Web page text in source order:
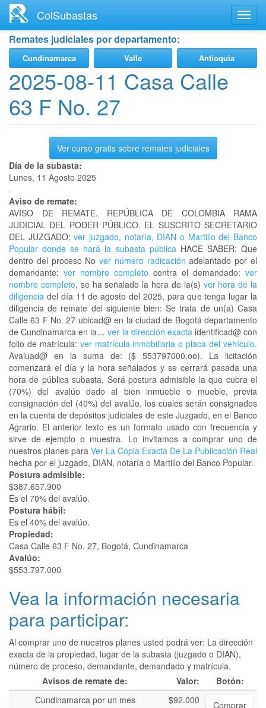
contenido
principal
ColSubastas
Remates judiciales por departamento:
Cundinamarca Valle Antioquia
2025-08-11 Casa Calle
63 F No. 27
Ver curso gratis sobre remates judiciales
Día de la subasta:
Lunes, 11 Agosto 2025
Aviso de remate:
AVISO DE REMATE. REPÚBLICA DE COLOMBIA RAMA
JUDICIAL DEL PODER PÚBLICO. EL SUSCRITO SECRETARIO
DEL JUZGADO: ver juzgado, notaría, DIAN o Martillo del Banco
Popular donde se hará la subasta públicaHACE SABER: Que
dentro del proceso Nover número radicación adelantado por el
demandante: ver nombre completo contra el demandado: ver
nombre completo, se ha señalado la hora de la(s) ver hora de la
diligencia del día 11 de agosto del 2025, para que tenga lugar la
diligencia de remate del siguiente bien: Se trata de un(a) Casa
Calle 63 F No. 27 ubicad@ en la ciudad de Bogotá departamento
de Cundinamarca en la…ver la dirección exactaidentificad@ con
folio de matrícula: ver matrícula inmobiliaria o placa del vehículo.
Avaluad@ en la suma de: ($ 553797000.oo). La licitación
comenzará el día y la hora señalados y se cerrará pasada una
hora de pública subasta. Será postura admisible la que cubra el
(70%) del avalúo dado al bien inmueble o mueble, previa
consignación del (40%) del avalúo, los cuales serán consignados
en la cuenta de depósitos judiciales de este Juzgado, en el Banco
Agrario. El anterior texto es un formato usado con frecuencia y
sirve de ejemplo o muestra. Lo invitamos a comprar uno de
nuestros planes para Ver La Copia Exacta De La Publicación Real
hecha por el juzgado, DIAN, notaría o Martillo del Banco Popular.
Postura admisible:
$387.657.900
Es el 70% del avalúo.
Postura hábil:
Es el 40% del avalúo.
Propiedad:
Casa Calle 63 F No. 27, Bogotá, Cundinamarca
Avalúo:
$553.797.000
Vea la información necesaria
para participar:
Al comprar uno de nuestros planes usted podrá ver: La dirección
exacta de la propiedad, lugar de la subasta (juzgado o DIAN),
número de proceso, demandante, demandado y matrícula.
Avisos de remate de:
Valor:
Botón:
Cundinamarca por un mes
$92.000
Comprar